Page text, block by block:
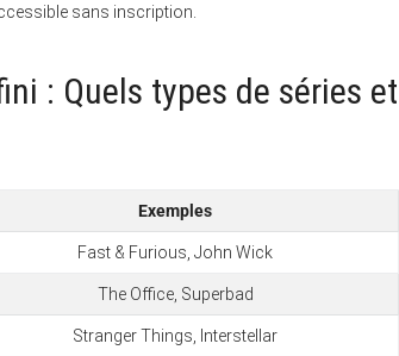
sans inscription.
: Quels types de séries et
Exemples
Fast & Furious, John Wick
The Office, Superbad
Stranger Things, Interstellar